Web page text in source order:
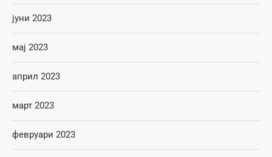
јуни 2023
мај 2023
април 2023
март 2023
февруари 2023